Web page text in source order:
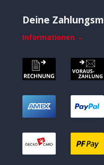
Deine
Informationen →